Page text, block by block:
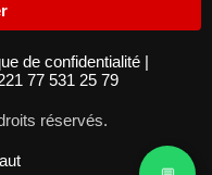
de confidentialité |
77 531 25 79
réservés.